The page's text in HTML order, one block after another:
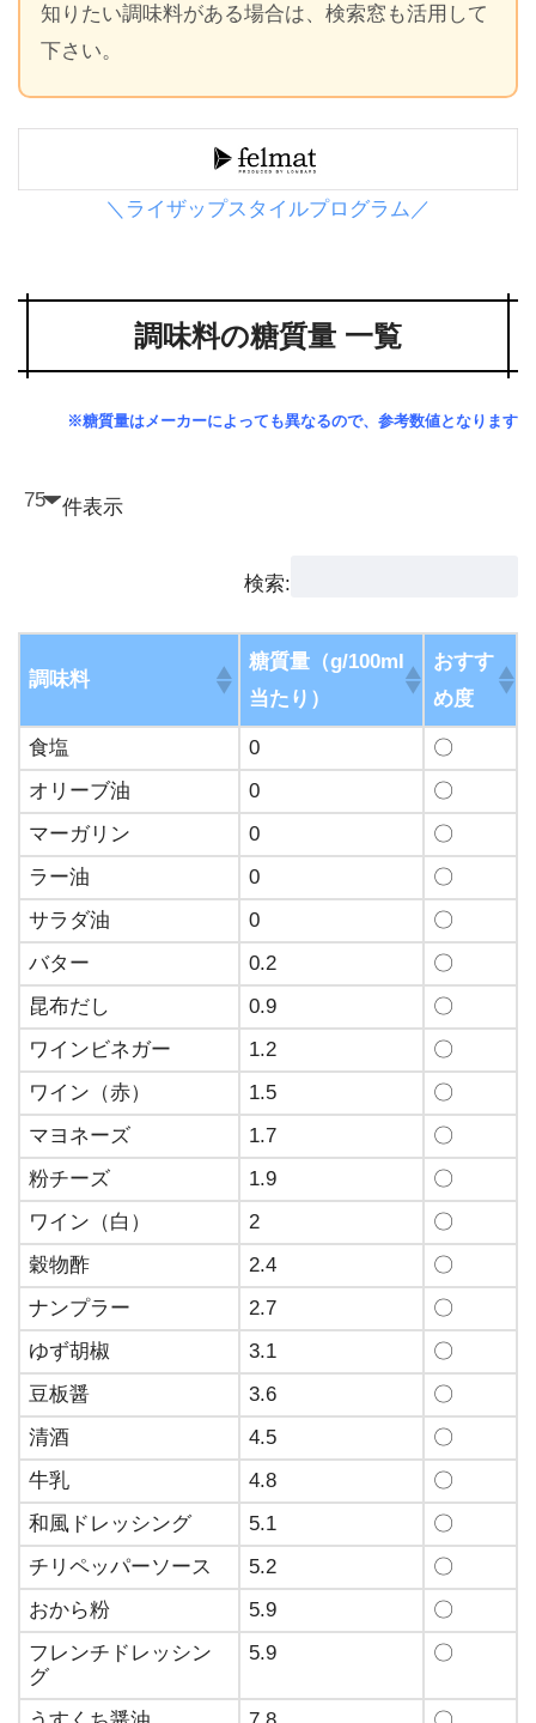
知りたい調味料がある場合は、検索窓も活用して
下さい。
＼ライザップスタイルプログラム／
調味料の糖質量 一覧
※糖質量はメーカーによっても異なるので、参考数値となります
件表示
検索:
調味料
糖質量（g/100ml
当たり）
おすす
め度
食塩 0
〇
オリーブ油
0
〇
マーガリン
0
〇
ラー油
0
〇
サラダ油
0
〇
バター
0.2
〇
昆布だし
0.9
〇
ワインビネガー
1.2
〇
ワイン（赤）
1.5
〇
マヨネーズ
1.7
〇
粉チーズ
1.9
〇
ワイン（白）
2
〇
穀物酢
2.4
〇
ナンプラー
2.7
〇
ゆず胡椒
3.1
〇
豆板醤
3.6
〇
清酒
4.5
〇
牛乳
4.8
〇
和風ドレッシング
5.1
〇
チリペッパーソース
5.2
〇
おから粉
5.9
〇
フレンチドレッシン
グ
5.9 〇